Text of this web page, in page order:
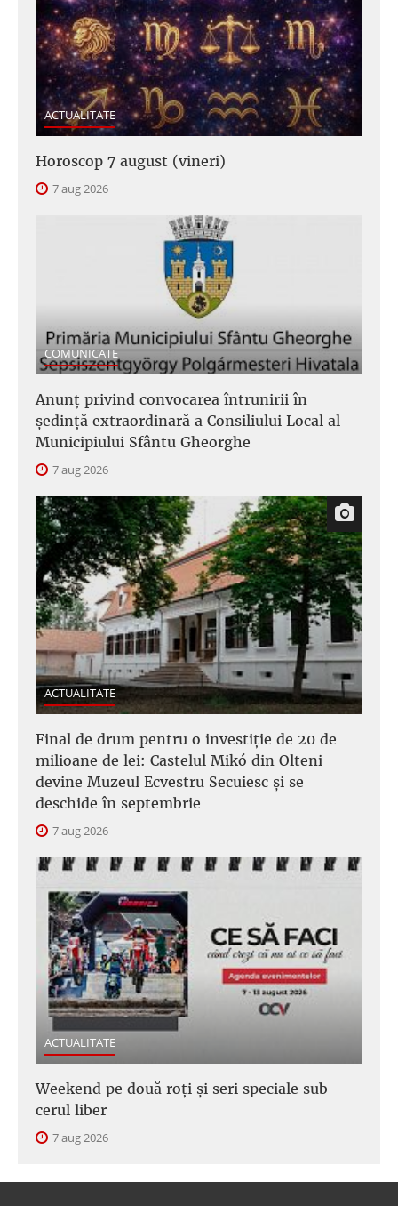
ACTUALITATE
Horoscop 7 august (vineri)
7 aug 2026
COMUNICATE
Anunţ privind convocarea întrunirii în
şedinţă extraordinară a Consiliului Local al
Municipiului Sfântu Gheorghe
7 aug 2026
ACTUALITATE
Final de drum pentru o investiție de 20 de
milioane de lei: Castelul Mikó din Olteni
devine Muzeul Ecvestru Secuiesc și se
deschide în septembrie
7 aug 2026
ACTUALITATE
Weekend pe două roți și seri speciale sub
cerul liber
7 aug 2026